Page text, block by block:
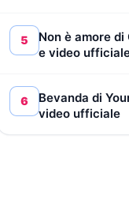
5
Non è amore
e video
6
Bevanda di
video ufficiale